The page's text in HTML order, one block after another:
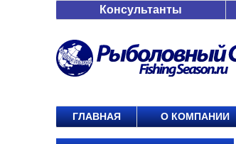
Консультанты
ГЛАВНАЯ О КОМПАНИИ